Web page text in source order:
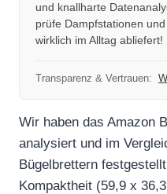
und knallharte
prüfe Dampfstationen
wirklich im Alltag abliefert!
Transparenz & Vertrauen:
Wir haben das Amazon
analysiert und im
Bügelbrettern
Kompaktheit (59,9 x